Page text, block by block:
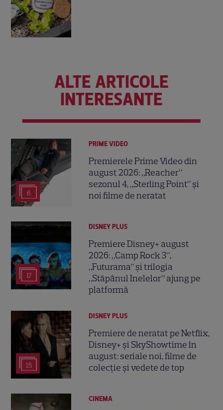
ALTE ARTICOLE
INTERESANTE
6
PRIME VIDEO
Premierele Prime Video din
august 2026: „Reacher”
sezonul 4, „Sterling Point” și
noi filme de neratat
17
DISNEY PLUS
Premiere Disney+ august
2026: „Camp Rock 3”,
„Futurama” și trilogia
„Stăpânul Inelelor” ajung pe
platformă
15
DISNEY PLUS
Premiere de neratat pe Netflix,
Disney+ și SkyShowtime în
august: seriale noi, filme de
colecție și vedete de top
CINEMA